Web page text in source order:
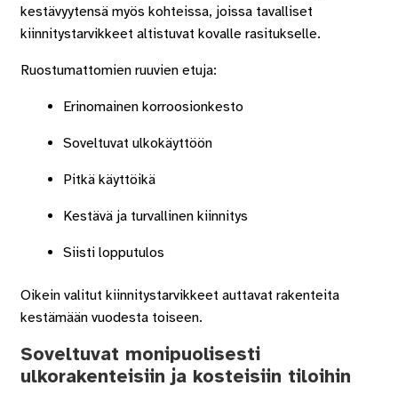
kestävyytensä myös kohteissa, joissa tavalliset
kiinnitystarvikkeet altistuvat kovalle rasitukselle.
Ruostumattomien ruuvien etuja:
Erinomainen korroosionkesto
Soveltuvat ulkokäyttöön
Pitkä käyttöikä
Kestävä ja turvallinen kiinnitys
Siisti lopputulos
Oikein valitut kiinnitystarvikkeet auttavat rakenteita
kestämään vuodesta toiseen.
Soveltuvat monipuolisesti
ulkorakenteisiin ja kosteisiin tiloihin